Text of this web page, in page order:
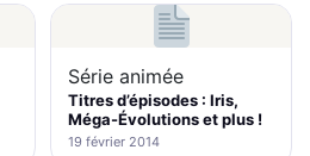
Série animée
Titres d’épisodes : Iris,
Méga-Évolutions et plus !
19 février 2014